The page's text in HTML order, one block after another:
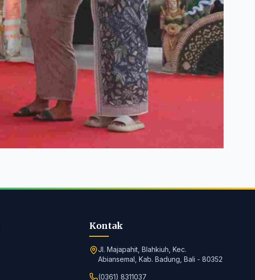
Kontak
Jl. Majapahit, Blahkiuh, Kec.
Abiansemal, Kab. Badung, Bali - 80352
(0361) 8311037